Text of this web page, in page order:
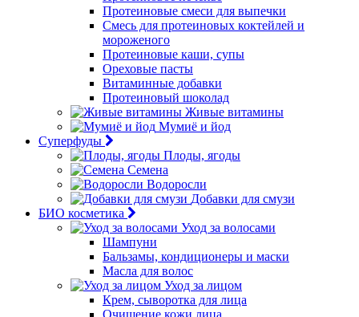
Протеиновые смеси для выпечки
Смесь для протеиновых коктейлей и
мороженого
Протеиновые каши, супы
Ореховые пасты
Витаминные добавки
Протеиновый шоколад
Живые витамины
Мумиё и йод
Суперфуды
Плоды, ягоды
Семена
Водоросли
Добавки для смузи
БИО косметика
Уход за волосами
Шампуни
Бальзамы, кондиционеры и маски
Масла для волос
Уход за лицом
Крем, сыворотка для лица
Очищение кожи лица